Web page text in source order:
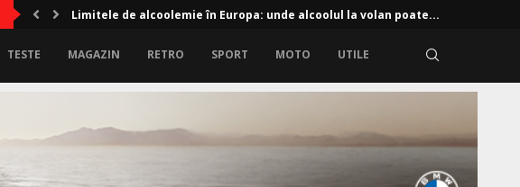
Limitele de alcoolemie în Europa: unde alcoolul la volan poate...
TESTE MAGAZIN RETRO SPORT MOTO UTILE